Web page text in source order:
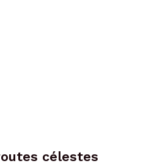
célestes